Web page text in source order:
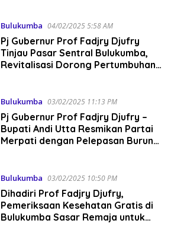
Bulukumba 04/02/2025 5:58 AM
Pj Gubernur Prof Fadjry Djufry
Tinjau Pasar Sentral Bulukumba,
Revitalisasi Dorong Pertumbuhan
Bulukumba 03/02/2025 11:13 PM
Pj Gubernur Prof Fadjry Djufry –
Bupati Andi Utta Resmikan Partai
Merpati dengan Pelepasan Burung
Bulukumba 03/02/2025 10:50 PM
Dihadiri Prof Fadjry Djufry,
Pemeriksaan Kesehatan Gratis di
Bulukumba Sasar Remaja untuk